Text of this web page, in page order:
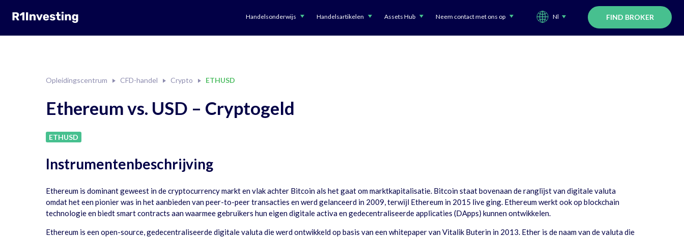
Handelsonderwijs Handelsartikelen Assets Hub Neem contact met ons op Nl FIND BROKER
Opleidingscentrum CFD-handel Crypto ETHUSD
Ethereum vs. USD – Cryptogeld
ETHUSD
Instrumentenbeschrijving
Ethereum is dominant geweest in de cryptocurrency markt en vlak achter Bitcoin als het gaat om marktkapitalisatie. Bitcoin staat bovenaan de ranglijst van digitale valuta
omdat het een pionier was in het aanbieden van peer-to-peer transacties en werd gelanceerd in 2009, terwijl Ethereum in 2015 live ging. Ethereum werkt ook op blockchain
technologie en biedt smart contracts aan waarmee gebruikers hun eigen digitale activa en gedecentraliseerde applicaties (DApps) kunnen ontwikkelen.
Ethereum is een open-source, gedecentraliseerde digitale valuta die werd ontwikkeld op basis van een whitepaper van Vitalik Buterin in 2013. Ether is de naam van de valuta die